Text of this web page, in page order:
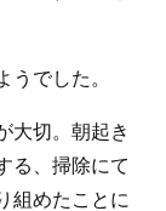
うでした。
大切。朝起き
る、掃除にて
組めたことに